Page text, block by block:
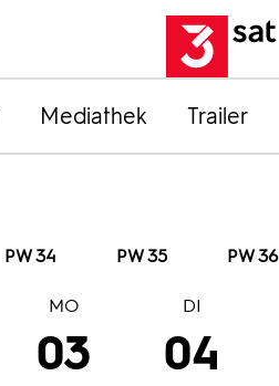
Mediathek Trailer
PW 34 PW 35 PW 36
03
MO
04
DI